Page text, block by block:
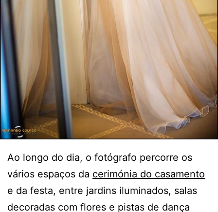
Ao longo do dia, o fotógrafo percorre os
vários espaços da cerimónia do casamento
e da festa, entre jardins iluminados, salas
decoradas com flores e pistas de dança